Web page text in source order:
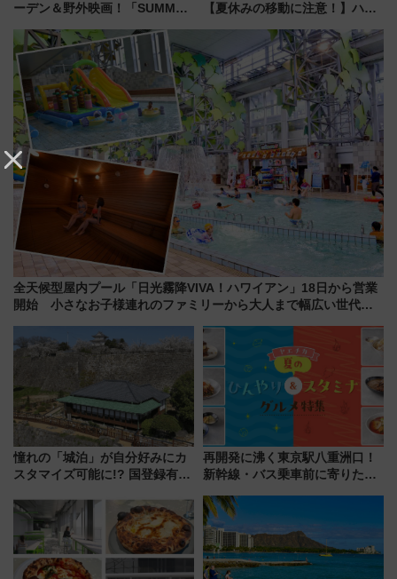
ーデン＆野外映画！「SUMMER
ケジュール 夜風とビール、映画
を満喫！
【夏休みの移動に注意！】ハン
「身の回り品」新サイズ制限
(40×30×20cm)おさらい
全天候型屋内プール「日光霧降VIVA！ハワイアン」18日から営業
開始 小さなお子様連れのファミリーから大人まで幅広い世代が
憧れの「城泊」が自分好みにカ
スタマイズ可能に!? 国登録有形
にオーダーメイド型の宿泊プラ
ンが誕生！
再開発に沸く東京駅八重洲口！
新幹線・バス乗車前に寄りたい
やり＆スタミナグルメ」6選【新
店舗も！】